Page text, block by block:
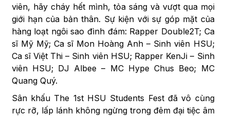
viên, hãy cháy hết mình, tỏa sáng và vượt qua mọi
giới hạn của bản thân. Sự kiện với sự góp mặt của
hàng loạt ngôi sao đình đám: Rapper Double2T; Ca
sĩ Mỹ Mỹ; Ca sĩ Mon Hoàng Anh – Sinh viên HSU;
Ca sĩ Việt Thi – Sinh viên HSU; Rapper KenJi – Sinh
viên HSU; DJ Albee – MC Hype Chus Beo; MC
Quang Quý.
Sân khấu The 1st HSU Students Fest đã vô cùng
rực rỡ, lấp lánh không ngừng trong đêm đại tiệc âm